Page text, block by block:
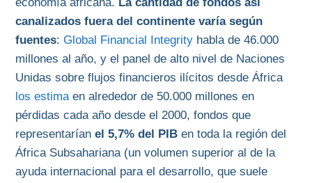
canalizados fuera del continente varía según
fuentes:Global Financial Integrity habla de 46.000
millones al año, y el panel de alto nivel de Naciones
Unidas sobre flujos financieros ilícitos desde África
los estimaen alrededor de 50.000 millones en
pérdidas cada año desde el 2000, fondos que
representaríanel 5,7% del PIB en toda la región del
África Subsahariana (un volumen superior al de la
ayuda internacional para el desarrollo, que suele